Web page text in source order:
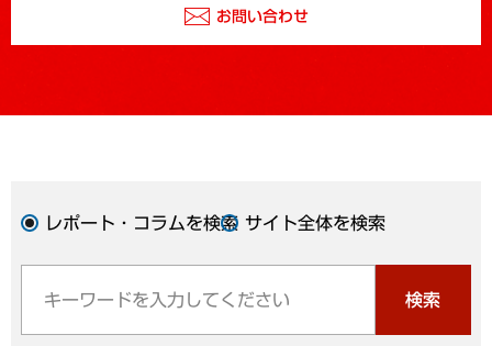
お問い合わせ
レポート・コラムを検索 サイト全体を検索
検索